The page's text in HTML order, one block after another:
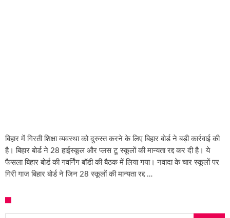
बिहार में गिरती शिक्षा व्यवस्था को दुरुस्त करने के लिए बिहार बोर्ड ने बड़ी कार्रवाई की
है। बिहार बोर्ड ने 28 हाईस्कूल और प्लस टू स्कूलों की मान्यता रद्द कर दी है। ये
फैसला बिहार बोर्ड की गवर्निंग बॉडी की बैठक में लिया गया। नवादा के चार स्कूलों पर
गिरी गाज बिहार बोर्ड ने जिन 28 स्कूलों की मान्यता रद्द …
Search for: